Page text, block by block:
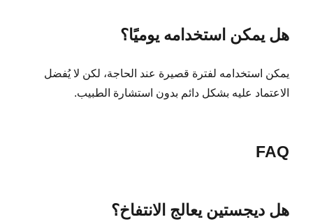
هل يمكن استخدامه يوميًا؟
يمكن استخدامه لفترة قصيرة عند الحاجة، لكن لا يُفضل
الاعتماد عليه بشكل دائم بدون استشارة الطبيب.
FAQ
هل ديجستين يعالج الانتفاخ؟